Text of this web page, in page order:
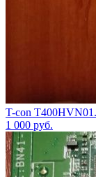
T-con
1 000 руб.